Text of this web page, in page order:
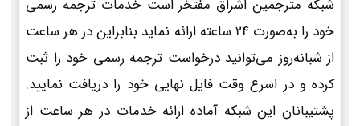
شبکه مترجمین اشراق مفتخر است خدمات ترجمه رسمی
خود را به‌صورت 24 ساعته ارائه نماید بنابراین در هر ساعت
از شبانه‌روز می‌توانید درخواست ترجمه رسمی خود را ثبت
کرده و در اسرع وقت فایل نهایی خود را دریافت نمایید.
پشتیبانان این شبکه آماده ارائه خدمات در هر ساعت از